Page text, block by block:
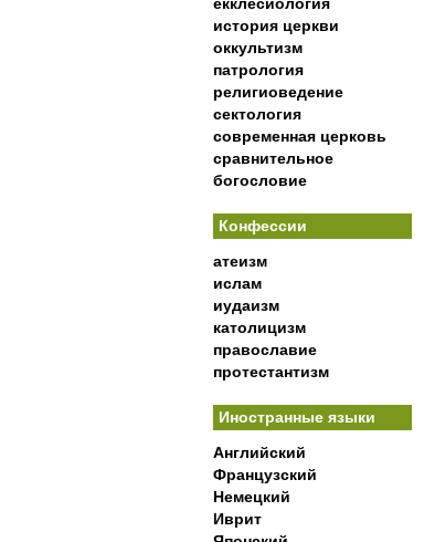
история церкви
оккультизм
патрология
религиоведение
сектология
современная церковь
сравнительное
богословие
Конфессии
атеизм
ислам
иудаизм
католицизм
православие
протестантизм
Иностранные языки
Английский
Французский
Немецкий
Иврит